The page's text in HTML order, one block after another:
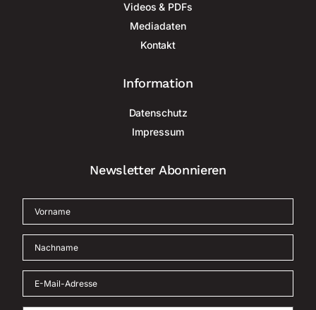
Videos & PDFs
Mediadaten
Kontakt
Information
Datenschutz
Impressum
Newsletter Abonnieren